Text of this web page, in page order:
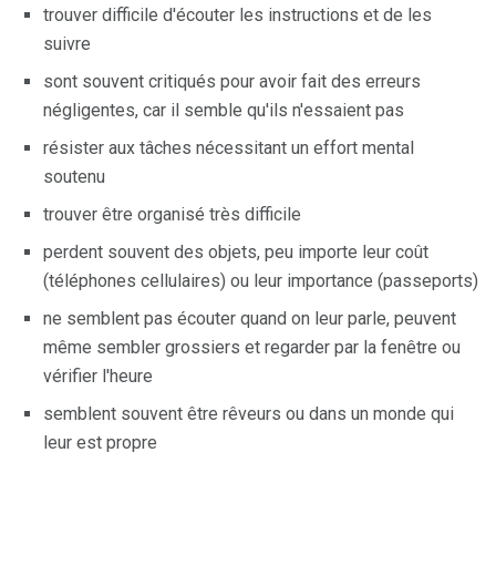
trouver difficile d'écouter les instructions et de les
suivre
sont souvent critiqués pour avoir fait des erreurs
négligentes, car il semble qu'ils n'essaient pas
résister aux tâches nécessitant un effort mental
soutenu
trouver être organisé très difficile
perdent souvent des objets, peu importe leur coût
(téléphones cellulaires) ou leur importance (passeports)
ne semblent pas écouter quand on leur parle, peuvent
même sembler grossiers et regarder par la fenêtre ou
vérifier l'heure
semblent souvent être rêveurs ou dans un monde qui
leur est propre